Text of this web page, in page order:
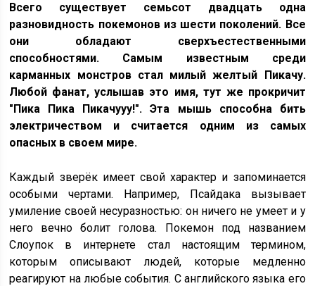
Всего существует семьсот двадцать одна
разновидность покемонов из шести поколений. Все
они обладают сверхъестественными
способностями. Самым известным среди
карманных монстров стал милый желтый Пикачу.
Любой фанат, услышав это имя, тут же прокричит
"Пика Пика Пикачууу!". Эта мышь способна бить
электричеством и считается одним из самых
опасных в своем мире.
Каждый зверёк имеет свой характер и запоминается
особыми чертами. Например, Псайдака вызывает
умиление своей несуразностью: он ничего не умеет и у
него вечно болит голова. Покемон под названием
Слоупок в интернете стал настоящим термином,
которым описывают людей, которые медленно
реагируют на любые события. С английского языка его